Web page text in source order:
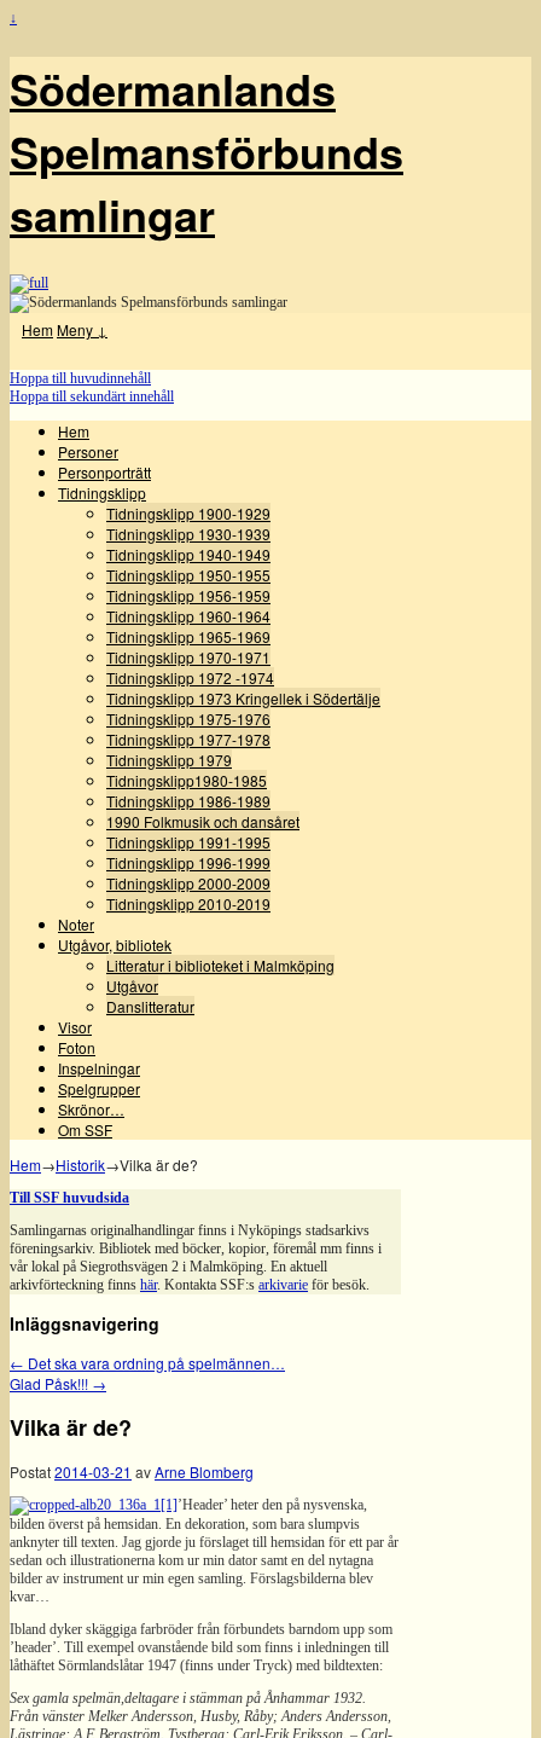
↓
Södermanlands
Spelmansförbunds
samlingar
HemMeny ↓
Hoppa till huvudinnehåll
Hoppa till sekundärt innehåll
Hem
Personer
Personporträtt
Tidningsklipp
Tidningsklipp 1900-1929
Tidningsklipp 1930-1939
Tidningsklipp 1940-1949
Tidningsklipp 1950-1955
Tidningsklipp 1956-1959
Tidningsklipp 1960-1964
Tidningsklipp 1965-1969
Tidningsklipp 1970-1971
Tidningsklipp 1972 -1974
Tidningsklipp 1973 Kringellek i Södertälje
Tidningsklipp 1975-1976
Tidningsklipp 1977-1978
Tidningsklipp 1979
Tidningsklipp1980-1985
Tidningsklipp 1986-1989
1990 Folkmusik och dansåret
Tidningsklipp 1991-1995
Tidningsklipp 1996-1999
Tidningsklipp 2000-2009
Tidningsklipp 2010-2019
Noter
Utgåvor, bibliotek
Litteratur i biblioteket i Malmköping
Utgåvor
Danslitteratur
Visor
Foton
Inspelningar
Spelgrupper
Skrönor…
Om SSF
Hem→Historik→Vilka är de?
Till SSF huvudsida
Samlingarnas originalhandlingar finns i Nyköpings stadsarkivs
föreningsarkiv. Bibliotek med böcker, kopior, föremål mm finns i
vår lokal på Siegrothsvägen 2 i Malmköping. En aktuell
arkivförteckning finns här. Kontakta SSF:s arkivarie för besök.
Inläggsnavigering
← Det ska vara ordning på spelmännen…
Glad Påsk!!! →
Vilka är de?
Postat2014-03-21 avArne Blomberg
’Header’ heter den på nysvenska,
bilden överst på hemsidan. En dekoration, som bara slumpvis
anknyter till texten. Jag gjorde ju förslaget till hemsidan för ett par år
sedan och illustrationerna kom ur min dator samt en del nytagna
bilder av instrument ur min egen samling. Förslagsbilderna blev
kvar…
Ibland dyker skäggiga farbröder från förbundets barndom upp som
’header’. Till exempel ovanstående bild som finns i inledningen till
låthäftet Sörmlandslåtar 1947 (finns under Tryck) med bildtexten:
Sex gamla spelmän,deltagare i stämman på Ånhammar 1932.
Från vänster Melker Andersson, Husby, Råby; Anders Andersson,
Lästringe; A.F. Bergström, Tystberga; Carl-Erik Eriksson, – Carl-